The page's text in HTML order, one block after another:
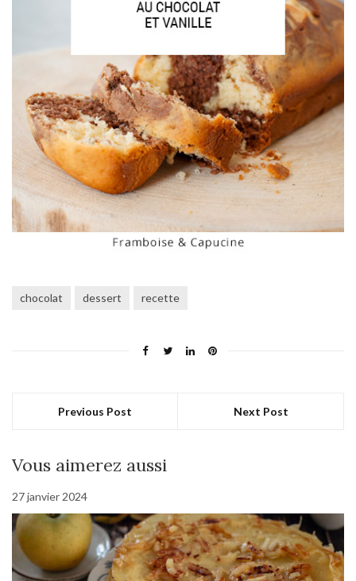
chocolat dessert recette
Previous Post Next Post
Vous aimerez aussi
27 janvier 2024